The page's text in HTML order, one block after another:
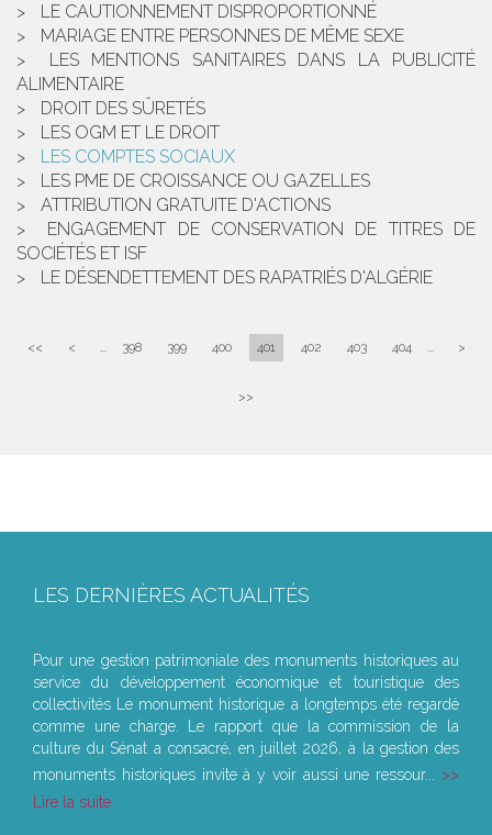
LE CAUTIONNEMENT DISPROPORTIONNÉ
MARIAGE ENTRE PERSONNES DE MÊME SEXE
LES MENTIONS SANITAIRES DANS LA PUBLICITÉ
ALIMENTAIRE
DROIT DES SÛRETÉS
LES OGM ET LE DROIT
LES COMPTES SOCIAUX
LES PME DE CROISSANCE OU GAZELLES
ATTRIBUTION GRATUITE D'ACTIONS
ENGAGEMENT DE CONSERVATION DE TITRES DE
SOCIÉTÉS ET ISF
LE DÉSENDETTEMENT DES RAPATRIÉS D'ALGÉRIE
<< < ... 398 399 400 401 402 403 404 ... >
>>
LES DERNIÈRES ACTUALITÉS
Pour une gestion patrimoniale des monuments historiques au
service du développement économique et touristique des
collectivités Le monument historique a longtemps été regardé
comme une charge. Le rapport que la commission de la
culture du Sénat a consacré, en juillet 2026, à la gestion des
monuments historiques invite à y voir aussi une ressour...
Lire la suite